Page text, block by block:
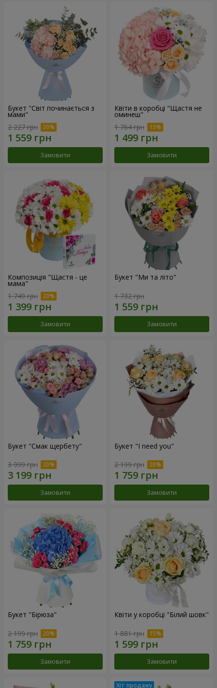
Букет "Світ починається з
мами"
2 227 грн
Замовити
Квіти в коробці "Щастя не
оминеш"
1 764 грн
Замовити
Композиція "Щастя - це
мама"
1 749 грн
Замовити
Букет "Ми та літо"
1 732 грн
Замовити
Букет "Смак щербету"
3 999 грн
Замовити
Букет "I need you"
2 199 грн
Замовити
Букет "Бірюза"
2 199 грн
Замовити
Квіти у коробці "Білий шовк"
1 881 грн
Замовити